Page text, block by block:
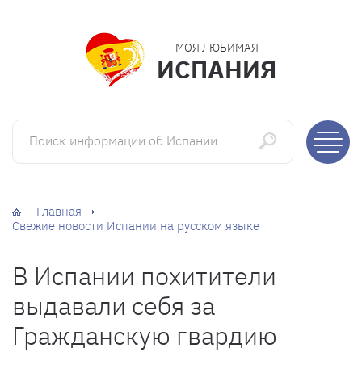
МОЯ ЛЮБИМАЯ
ИСПАНИЯ
Поиск информации об Испании
Главная
Свежие новости Испании на русском языке
В Испании похитители
выдавали себя за
Гражданскую гвардию